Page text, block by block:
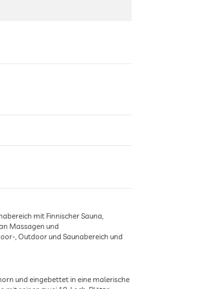
mit Finnischer Sauna,
Massagen und
, Outdoor und Saunabereich und
und eingebettet in eine malerische